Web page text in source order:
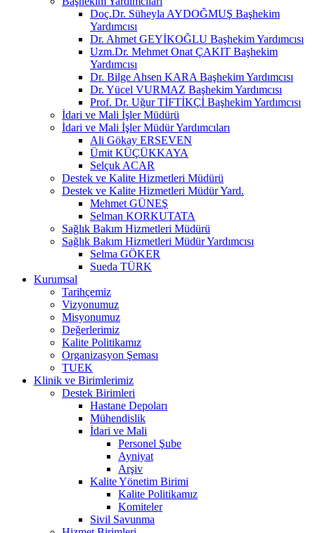
Doç.Dr. Süheyla AYDOĞMUŞ Başhekim
Yardımcısı
Dr. Ahmet GEYİKOĞLU Başhekim Yardımcısı
Uzm.Dr. Mehmet Onat ÇAKIT Başhekim
Yardımcısı
Dr. Bilge Ahsen KARA Başhekim Yardımcısı
Dr. Yücel VURMAZ Başhekim Yardımcısı
Prof. Dr. Uğur TİFTİKÇİ Başhekim Yardımcısı
İdari ve Mali İşler Müdürü
İdari ve Mali İşler Müdür Yardımcıları
Ali Gökay ERSEVEN
Ümit KÜÇÜKKAYA
Selçuk ACAR
Destek ve Kalite Hizmetleri Müdürü
Destek ve Kalite Hizmetleri Müdür Yard.
Mehmet GÜNEŞ
Selman KORKUTATA
Sağlık Bakım Hizmetleri Müdürü
Sağlık Bakım Hizmetleri Müdür Yardımcısı
Selma GÖKER
Sueda TÜRK
Kurumsal
Tarihçemiz
Vizyonumuz
Misyonumuz
Değerlerimiz
Kalite Politikamız
Organizasyon Şeması
TUEK
Klinik ve Birimlerimiz
Destek Birimleri
Hastane Depoları
Mühendislik
İdari ve Mali
Personel Şube
Ayniyat
Arşiv
Kalite Yönetim Birimi
Kalite Politikamız
Komiteler
Sivil Savunma